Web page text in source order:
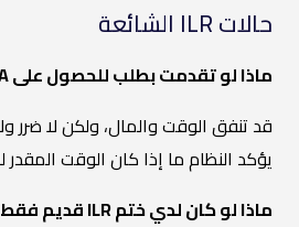
حالات ILR الشائعة
ماذا لو تقدمت بطلب للحصول على ETA على أي حال؟
قد تنفق الوقت والمال، ولكن لا ضرر
يؤكد النظام ما إذا كان الوقت
ماذا لو كان لدي ختم ILR قديم فقط؟